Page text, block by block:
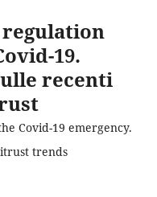
19.
recenti
Covid-19 emergency.
trends